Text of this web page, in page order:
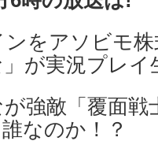
ンをアソビモ
が実況プレイ
強敵「覆面戦
なのか！？